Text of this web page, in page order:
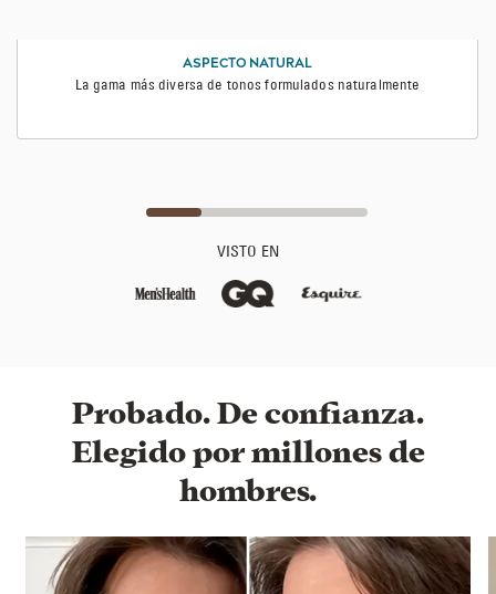
ASPECTO NATURAL
La gama más diversa de tonos formulados naturalmente
VISTO EN
Probado. De confianza.
Elegido por millones de
hombres.